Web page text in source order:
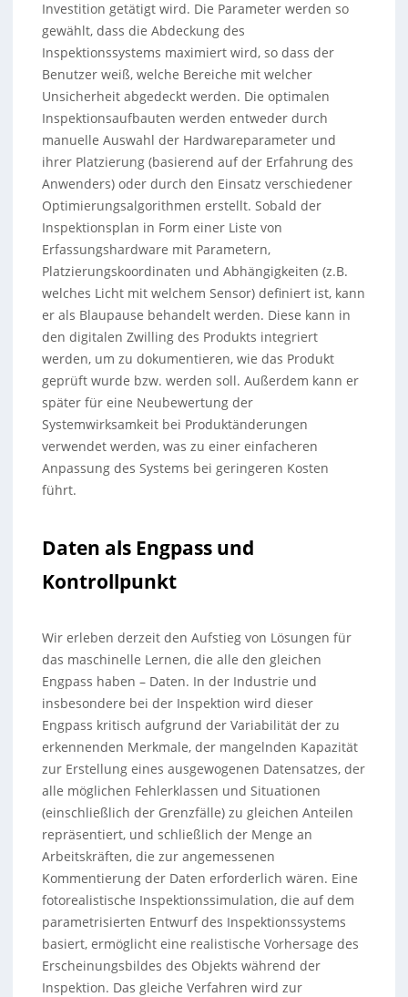
Investition getätigt wird. Die Parameter werden so
gewählt, dass die Abdeckung des
Inspektionssystems maximiert wird, so dass der
Benutzer weiß, welche Bereiche mit welcher
Unsicherheit abgedeckt werden. Die optimalen
Inspektionsaufbauten werden entweder durch
manuelle Auswahl der Hardwareparameter und
ihrer Platzierung (basierend auf der Erfahrung des
Anwenders) oder durch den Einsatz verschiedener
Optimierungsalgorithmen erstellt. Sobald der
Inspektionsplan in Form einer Liste von
Erfassungshardware mit Parametern,
Platzierungskoordinaten und Abhängigkeiten (z.B.
welches Licht mit welchem Sensor) definiert ist, kann
er als Blaupause behandelt werden. Diese kann in
den digitalen Zwilling des Produkts integriert
werden, um zu dokumentieren, wie das Produkt
geprüft wurde bzw. werden soll. Außerdem kann er
später für eine Neubewertung der
Systemwirksamkeit bei Produktänderungen
verwendet werden, was zu einer einfacheren
Anpassung des Systems bei geringeren Kosten
führt.
Daten als Engpass und
Kontrollpunkt
Wir erleben derzeit den Aufstieg von Lösungen für
das maschinelle Lernen, die alle den gleichen
Engpass haben – Daten. In der Industrie und
insbesondere bei der Inspektion wird dieser
Engpass kritisch aufgrund der Variabilität der zu
erkennenden Merkmale, der mangelnden Kapazität
zur Erstellung eines ausgewogenen Datensatzes, der
alle möglichen Fehlerklassen und Situationen
(einschließlich der Grenzfälle) zu gleichen Anteilen
repräsentiert, und schließlich der Menge an
Arbeitskräften, die zur angemessenen
Kommentierung der Daten erforderlich wären. Eine
fotorealistische Inspektionssimulation, die auf dem
parametrisierten Entwurf des Inspektionssystems
basiert, ermöglicht eine realistische Vorhersage des
Erscheinungsbildes des Objekts während der
Inspektion. Das gleiche Verfahren wird zur